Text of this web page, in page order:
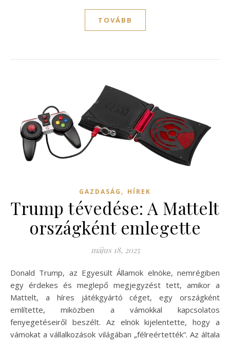
TOVÁBB
GAZDASÁG , HÍREK
Trump tévedése: A Mattelt
országként emlegette
május 18, 2025
Donald Trump, az Egyesült Államok elnöke, nemrégiben
egy érdekes és meglepő megjegyzést tett, amikor a
Mattelt, a híres játékgyártó céget, egy országként
említette, miközben a vámokkal kapcsolatos
fenyegetéseiről beszélt. Az elnök kijelentette, hogy a
vámokat a vállalkozások világában „félreértették”. Az általa